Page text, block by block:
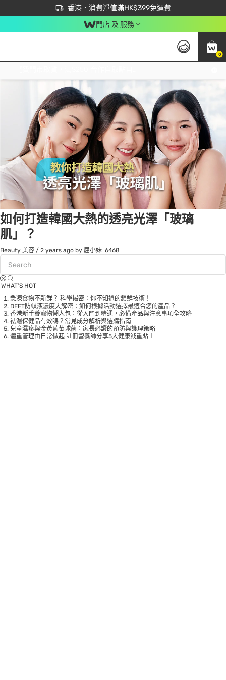
香港．消費淨值滿HK$399免運費
立即成為易賞錢會員盡享獨家優惠
首次APP下單買滿$450 輸入 NEWAPP 即減$50
門店 及 服務
0
Tag:韓國美容1 item(s) found
如何打造韓國大熱的透亮光澤「玻璃
肌」？
Beauty 美容 / 2 years ago by 屈小妹 6468
WHAT’S HOT
急凍食物不新鮮？ 科學揭密：你不知道的鎖鮮技術！
DEET防蚊液濃度大解密：如何根據活動選擇最適合您的產品？
香港新手養寵物懶人包：從入門到精通，必備產品與注意事項全攻略
袪濕保健品有效嗎？常見成分解析與選購指南
兒童濕疹與金黃葡萄球菌：家長必讀的預防與護理策略
體重管理由日常做起 註冊營養師分享5大健康減重貼士